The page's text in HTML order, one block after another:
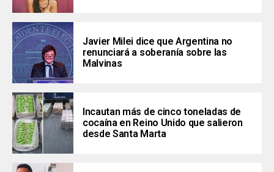
Javier Milei dice que Argentina no
renunciará a soberanía sobre las
Malvinas
Incautan más de cinco toneladas de
cocaína en Reino Unido que salieron
desde Santa Marta